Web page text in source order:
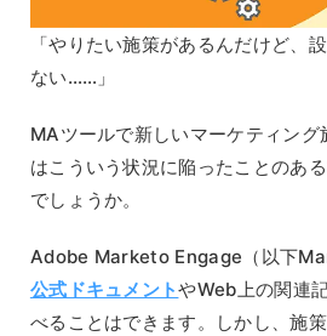
「やりたい施策があるんだけど、
ない……」
MAツールで新しいマーケティン
はこういう状況に陥ったことのあ
でしょうか。
Adobe Marketo Engage（以下
公式ドキュメントやWeb上の関連
べることはできます。しかし、施